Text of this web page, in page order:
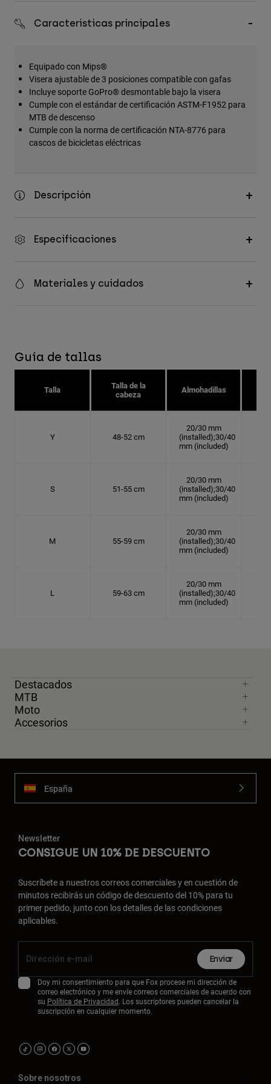
Gorras y Gorros
Ver todo
Características principales
Equipado con Mips®
Visera ajustable de 3 posiciones compatible con gafas
Incluye soporte GoPro® desmontable bajo la visera
Cumple con el estándar de certificación ASTM-F1952 para
MTB de descenso
Cumple con la norma de certificación NTA-8776 para
cascos de bicicletas eléctricas
Descripción
Especificaciones
Materiales y cuidados
Guía de tallas
Talla
Talla de la
cabeza
Almohadillas
Y 48-52 cm
20/30 mm
(installed);30/40
mm (included)
S 51-55 cm
20/30 mm
(installed);30/40
mm (included)
M 55-59 cm
20/30 mm
(installed);30/40
mm (included)
L 59-63 cm
20/30 mm
(installed);30/40
mm (included)
Destacados
MTB
Moto
Accesorios
España
Newsletter
CONSIGUE UN 10% DE DESCUENTO
Suscríbete a nuestros correos comerciales y en cuestión de
minutos recibirás un código de descuento del 10% para tu
primer pedido, junto con los detalles de las condiciones
aplicables.
Enviar
Doy mi consentimiento para que Fox procese mi dirección de
correo electrónico y me envíe correos comerciales de acuerdo con
su Política de Privacidad. Los suscriptores pueden cancelar la
suscripción en cualquier momento.
Sobre nosotros